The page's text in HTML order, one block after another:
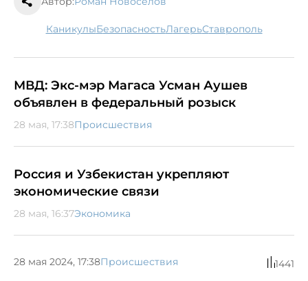
каникулы безопасность лагерь Ставрополь
МВД: Экс-мэр Магаса Усман Аушев
объявлен в федеральный розыск
28 мая, 17:38Происшествия
Россия и Узбекистан укрепляют
экономические связи
28 мая, 16:37Экономика
28 мая 2024, 17:38Происшествия 1441